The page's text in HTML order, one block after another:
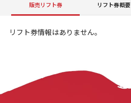
販売リフト券 リフト券概要
リフト券情報はありません。